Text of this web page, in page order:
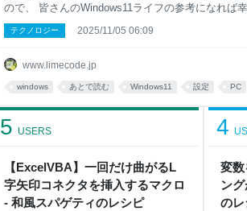
www.limecode.jp
ので、 皆さんのWindows11ライフの参考になれば
レイ サウンド 通知 電源・ストレージ・近距離共有
イセンス認証・トラブルシューティング・回復 以
ペン 他 ネットワークとインターネット 個人用設定
ィング・ロック画面 テキスト入力 スタート タスク
リ アカウント 時刻と言語 ゲーム アクセシビリテ
テクノロジー 2025/11/05 06:09
windows あとで読む Windows11 設定 PC
【ExcelVBA】一回だけ曲がるL
字矢印コネクタを挿入するマクロ
- 和風スパゲティのレシピ
5 USERS
変数
ン
の
4